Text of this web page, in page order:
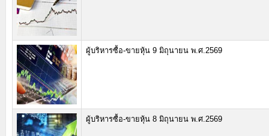
ผู้บริหารซื้อ-ขายหุ้น 9 มิถุนายน พ.ศ.2569
ผู้บริหารซื้อ-ขายหุ้น 8 มิถุนายน พ.ศ.2569